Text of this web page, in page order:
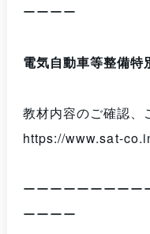
ーーーー
電気自動車等整備特
教材内容のご確認
https://www.sat-
ーーーーーーーーー
ーーーー